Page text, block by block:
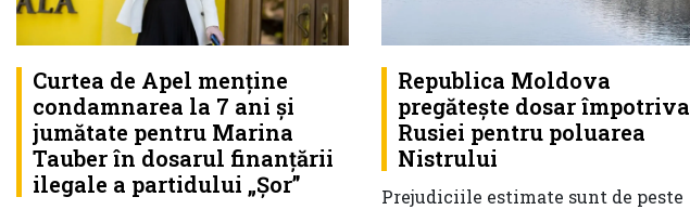
Curtea de Apel menține
condamnarea la 7 ani și
jumătate pentru Marina
Tauber în dosarul finanțării
ilegale a partidului „Șor”
Republica Moldova
pregătește dosar împotriva
Rusiei pentru poluarea
Nistrului
Prejudiciile estimate sunt de peste